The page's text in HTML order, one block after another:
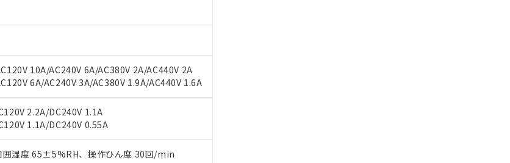
10A/AC240V 6A/AC380V 2A/AC440V 2A
6A/AC240V 3A/AC380V 1.9A/AC440V 1.6A
2.2A/DC240V 1.1A
1.1A/DC240V 0.55A
湿度 65±5%RH、操作ひん度 30回/min
同意のうえご利用ください。
10物質）の非含有に対応した製品が提供可能な商品です。
質）の非含有に対応した製品に切り替える予定のある商品です。
10物質）の非含有に非対応の商品で、対応品を出す予定はありません。
10物質）の非含有の対応状況を調査中または確認中の商品です。
形物で、有害物質有無と関係のない商品です。
有部品としていたものが、含有品と判明した場合などやむを得ず変更すること
中国RoHSの基準値以下であることを示します。